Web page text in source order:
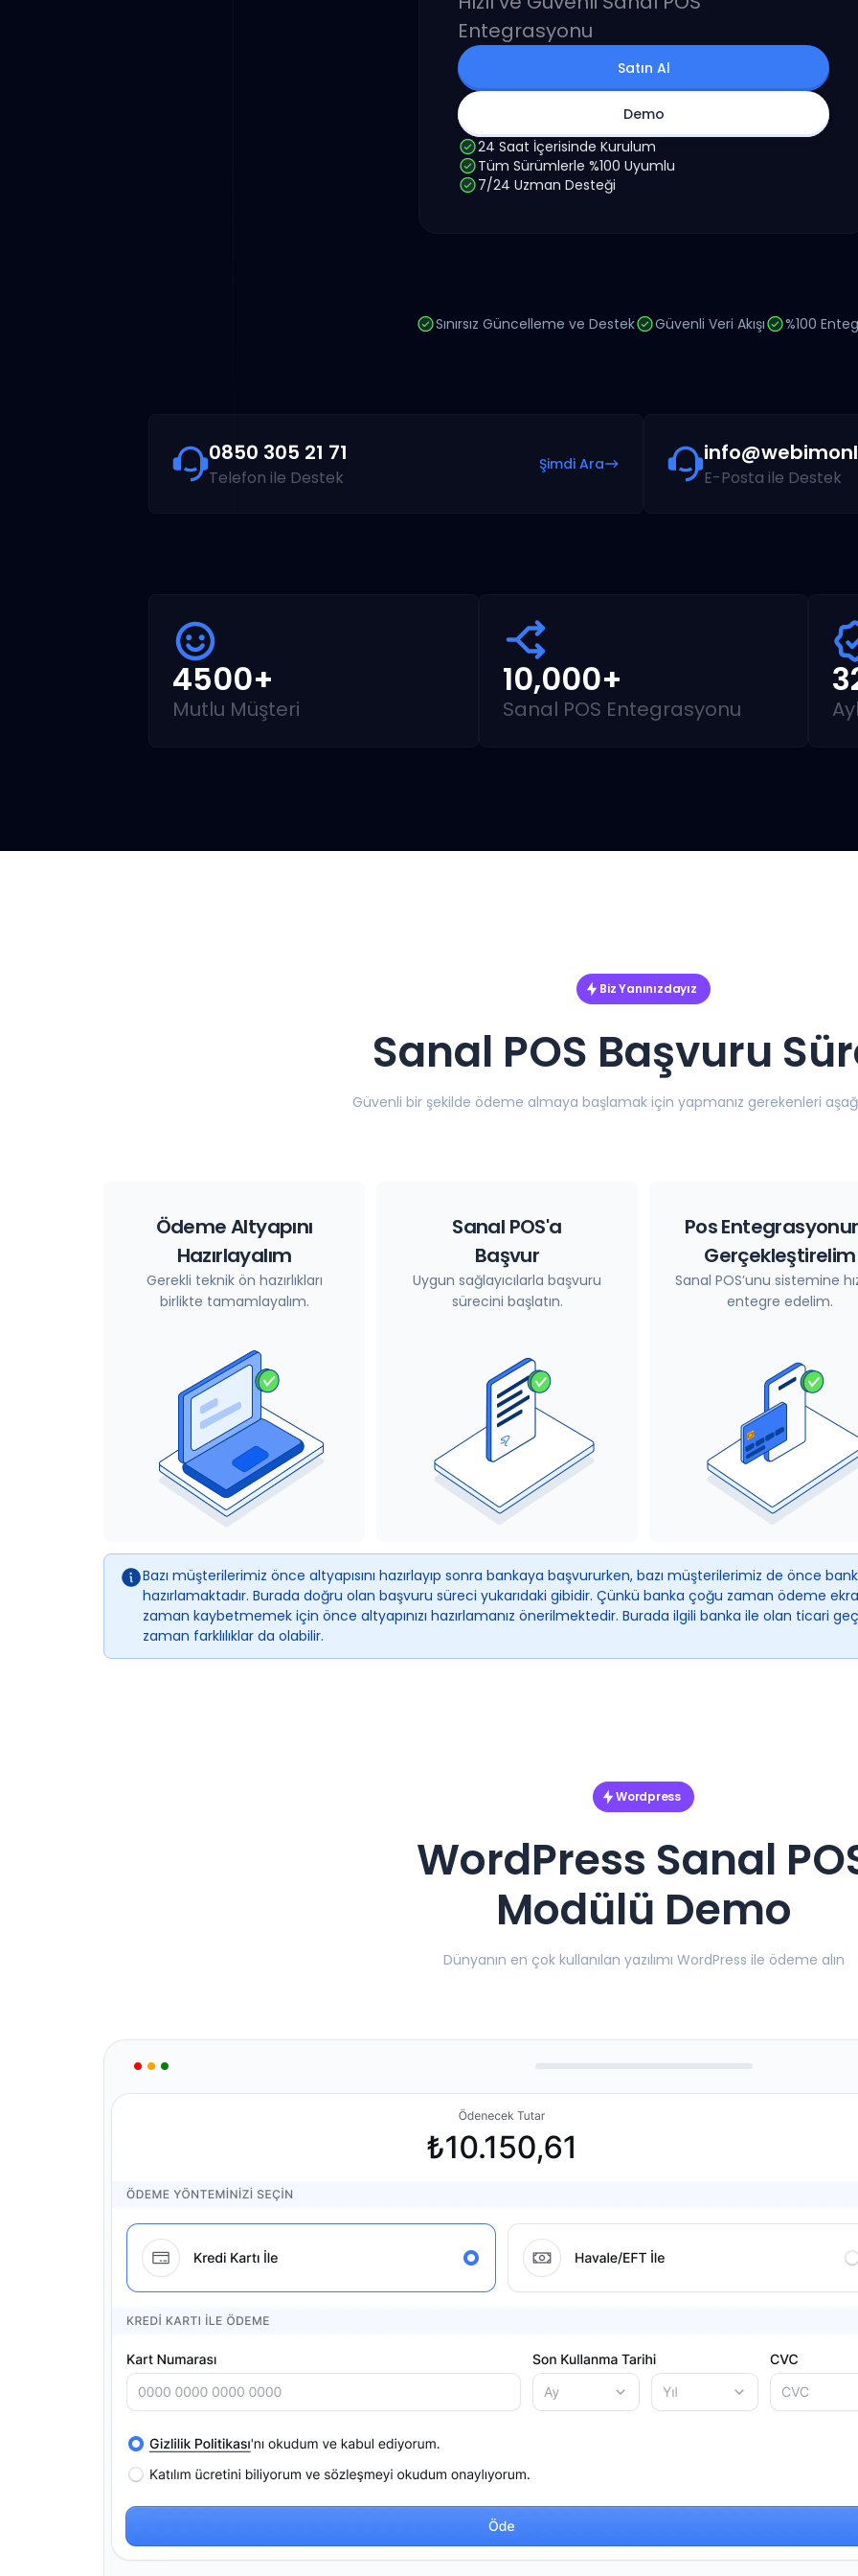
Entegrasyonu
Satın Al
Demo
24 Saat İçerisinde Kurulum
Tüm Sürümlerle %100 Uyumlu
7/24 Uzman Desteği
Sınırsız Güncelleme ve Destek Güvenli Veri Akışı %100
0850 305 21 71
Telefon ile Destek
Şimdi Ara
E-Posta ile Destek
4500+
Mutlu Müşteri
10,000+
Sanal POS Entegrasyonu
Biz Yanınızdayız
Sanal POS Başvuru
Güvenli bir şekilde ödeme almaya başlamak için yapmanız gerekenleri
Ödeme Altyapını
Hazırlayalım
Gerekli teknik ön hazırlıkları
birlikte tamamlayalım.
Sanal POS'a
Başvur
Uygun sağlayıcılarla başvuru
sürecini başlatın.
Pos
Gerçekleştirelim
Sanal POS’unu sistemine
entegre edelim.
Bazı müşterilerimiz önce altyapısını hazırlayıp sonra bankaya başvururken, bazı müşterilerimiz de önce
hazırlamaktadır. Burada doğru olan başvuru süreci yukarıdaki gibidir. Çünkü banka çoğu zaman ödeme
zaman kaybetmemek için önce altyapınızı hazırlamanız önerilmektedir. Burada ilgili banka ile olan ticari
zaman farklılıklar da olabilir.
Wordpress
WordPress Sanal
Modülü Demo
Dünyanın en çok kullanılan yazılımı WordPress ile ödeme alın